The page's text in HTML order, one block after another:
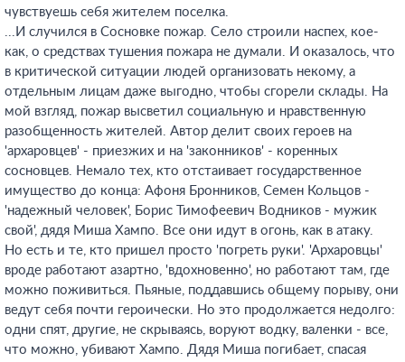
чувствуешь себя жителем поселка.
...И случился в Сосновке пожар. Село строили наспех, кое-
как, о средствах тушения пожара не думали. И оказалось, что
в критической ситуации людей организовать некому, а
отдельным лицам даже выгодно, чтобы сгорели склады. На
мой взгляд, пожар высветил социальную и нравственную
разобщенность жителей. Автор делит своих героев на
'архаровцев' - приезжих и на 'законников' - коренных
сосновцев. Немало тех, кто отстаивает государственное
имущество до конца: Афоня Бронников, Семен Кольцов -
'надежный человек', Борис Тимофеевич Водников - мужик
свой', дядя Миша Хампо. Все они идут в огонь, как в атаку.
Но есть и те, кто пришел просто 'погреть руки'. 'Архаровцы'
вроде работают азартно, 'вдохновенно', но работают там, где
можно поживиться. Пьяные, поддавшись общему порыву, они
ведут себя почти героически. Но это продолжается недолго:
одни спят, другие, не скрываясь, воруют водку, валенки - все,
что можно, убивают Хампо. Дядя Миша погибает, спасая